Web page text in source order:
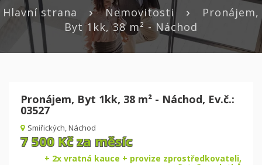
Hlavní strana Nemovitosti
Pronájem,
Byt 1kk, 38 m² - Náchod
Pronájem, Byt 1kk, 38 m² - Náchod, Ev.č.:
03527
Smiřických, Náchod
7 500 Kč za měsíc
+ 2x vratná kauce + provize zprostředkovateli,